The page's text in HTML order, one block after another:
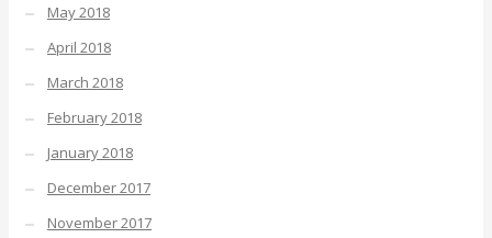
May 2018
April 2018
March 2018
February 2018
January 2018
December 2017
November 2017